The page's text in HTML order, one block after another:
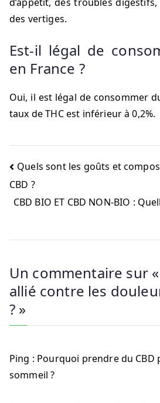
des vertiges.
Est-il légal de
en France ?
Oui, il est légal de consommer
taux de THC est inférieur à 0,2%.
Navigation
de
Quels sont les goûts et
CBD ?
CBD BIO ET CBD NON-BIO :
Un commentaire sur «
allié contre les
? »
Ping : Pourquoi prendre du
sommeil ?